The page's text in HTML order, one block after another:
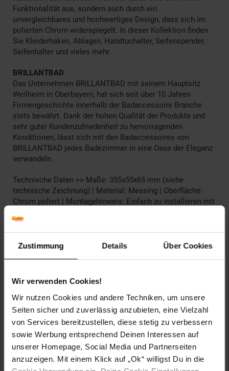
Zustimmung Details Über Cookies
Wir verwenden Cookies!
Wir nutzen Cookies und andere Techniken, um unsere
Seiten sicher und zuverlässig anzubieten, eine Vielzahl
von Services bereitzustellen, diese stetig zu verbessern
sowie Werbung entsprechend Deinen Interessen auf
unserer Homepage, Social Media und Partnerseiten
anzuzeigen. Mit einem Klick auf „Ok“ willigst Du in die
Funktionalität aus, sondern auch durch ein
unvergleichbares und hochwertiges Design, dass sich im
polierten Chrom widerspiegelt. In dieser Kollektion finden
Sie Kleiderhaken, Ablagen, Handtuchalter, Seifenspender,
Seifenhalter und vieles mehr.
BRILLANTBAD
Das Unternehmen BRILLANTBAD mit seinem Hauptsitz
Weilheim in Oberbayern, hat sich seit über 10 Jahren
Firmengeschichte innerhalb der Badaccessoire Branche
stets bewährt. Dank der hohen Qualität der Produkte und
sehr guter Kundenzufriedenheit zu hervorragenden
Konditionen, lässt sich mit den Badaccessoires von
BRILLANTBAD jedes Badezimmer in eine Oase der Eleganz
verwandeln.
Technische Daten >> Maße: 355x55x65 mm (siehe
technische Zeichnung) | Material: Messing | Oberfläche:
Chrom poliert | Montagehinweis: Einfach zu installieren mit
(Klebeset nicht enthalten bitte optional bestellen oder im
Baumarkt einen 2K/3K Komponentenkleber besorgen) |
Lieferumfang: Artikel inkl. Montagematerial Schrauben &
bestellen oder im Baumarkt einen 2K/3K
Montage Hinweis!
Artikelnummer: 2736426000
EAN: 4250657515716
Artikel gehört zur Kategorie: